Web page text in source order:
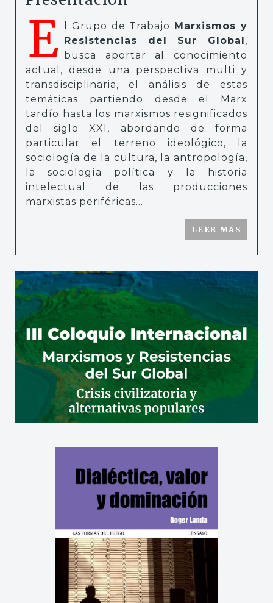
E l Grupo de Trabajo Marxismos y
Resistencias del Sur Global,
busca aportar al conocimiento
actual, desde una perspectiva multi y
transdisciplinaria, el análisis de estas
temáticas partiendo desde el Marx
tardío hasta los marxismos resignificados
del siglo XXI, abordando de forma
particular el terreno ideológico, la
sociología de la cultura, la antropología,
la sociología política y la historia
intelectual de las producciones
marxistas periféricas...
LEER MÁS